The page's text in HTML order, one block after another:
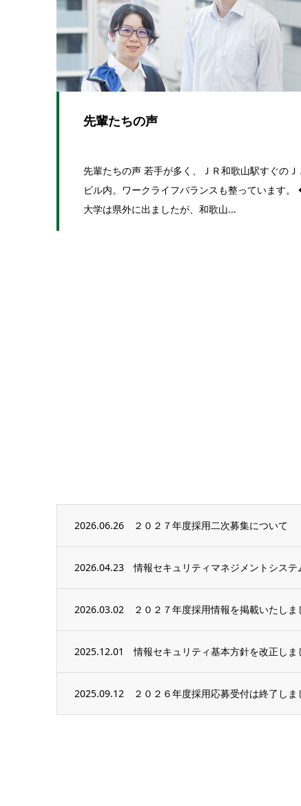
先輩たちの声
先輩たちの声 若手が多く、ＪＲ和歌山駅すぐのＪ
ビル内。ワークライフバランスも整っています
大学は県外に出ましたが、和歌山...
2026.06.26 ２０２７年度採用二次募集について
2026.04.23 情報セキュリティマネジメントシス
2026.03.02 ２０２７年度採用情報を掲載いたしま
2025.12.01 情報セキュリティ基本方針を改正しま
2025.09.12 ２０２６年度採用応募受付は終了しま